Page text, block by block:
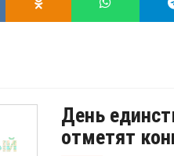
День
отметят